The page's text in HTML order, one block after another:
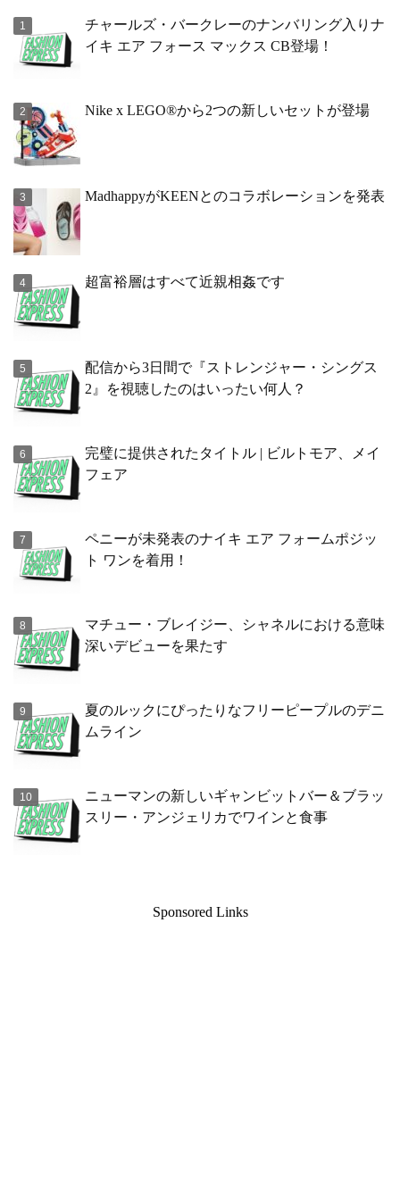
チャールズ・バークレーのナンバリング入りナ
イキ エア フォース マックス CB登場！
Nike x LEGO®から2つの新しいセットが登場
MadhappyがKEENとのコラボレーションを発表
超富裕層はすべて近親相姦です
配信から3日間で『ストレンジャー・シングス
2』を視聴したのはいったい何人？
完璧に提供されたタイトル | ビルトモア、メイ
フェア
ペニーが未発表のナイキ エア フォームポジッ
ト ワンを着用！
マチュー・ブレイジー、シャネルにおける意味
深いデビューを果たす
夏のルックにぴったりなフリーピープルのデニ
ムライン
ニューマンの新しいギャンビットバー＆ブラッ
スリー・アンジェリカでワインと食事
Sponsored Links